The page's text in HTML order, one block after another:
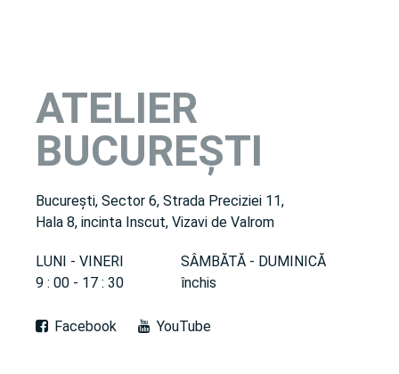
ATELIER
BUCUREȘTI
București, Sector 6, Strada Preciziei 11,
Hala 8, incinta Inscut, Vizavi de Valrom
LUNI - VINERI
9 : 00 - 17 : 30
SÂMBĂTĂ - DUMINICĂ
închis
Facebook YouTube